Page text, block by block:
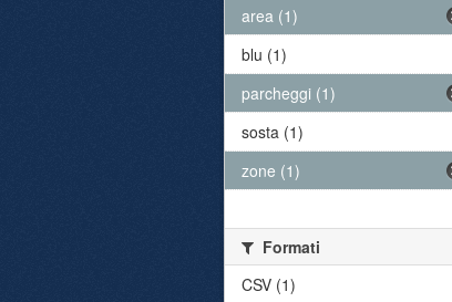
area (1)
blu (1)
parcheggi (1)
sosta (1)
zone (1)
Formati
CSV (1)